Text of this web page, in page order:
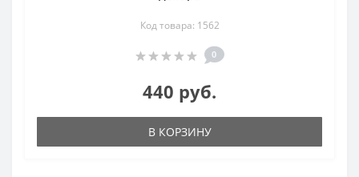
Код товара: 1562
0
440 руб.
В КОРЗИНУ